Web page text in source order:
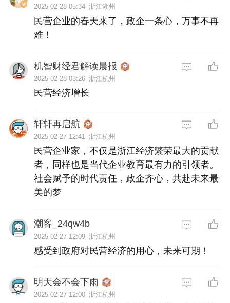
2025-02-28 05:34 浙江湖州
民营企业的春天来了，政企一条心，万事不再
难！
机智财经君解读晨报
2025-02-28 03:26 浙江杭州
民营经济增长
轩轩再启航
2025-02-27 12:41 浙江杭州
民营企业家，不仅是浙江经济繁荣最大的贡献
者，同样也是当代企业教育最有力的引领者。
社会赋予的时代责任，政企齐心，共赴未来最
美的梦
潮客_24qw4b
2025-02-27 12:09 浙江杭州
感受到政府对民营经济的用心，未来可期！
明天会不会下雨
2025-02-27 12:00 浙江杭州